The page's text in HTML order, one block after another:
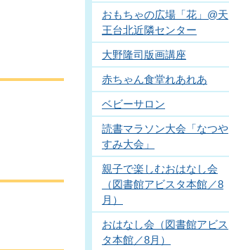
おもちゃの広場「花」@天
王台北近隣センター
大野隆司版画講座
赤ちゃん食堂れあれあ
ベビーサロン
読書マラソン大会「なつや
すみ大会」
親子で楽しむおはなし会
（図書館アビスタ本館／8
月）
おはなし会（図書館アビス
タ本館／8月）